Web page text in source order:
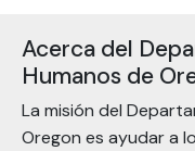
Acerca del
Humanos de
La misión del
Oregon es ayudar a